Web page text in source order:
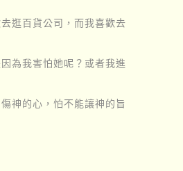
逛百貨公司，而我喜歡去
為我害怕她呢？或者我進
神的心，怕不能讓神的旨